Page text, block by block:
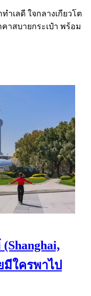
ทำเลดี ใจกลางเกียวโต
าสบายกระเป๋า พร้อม
ใครพาไป